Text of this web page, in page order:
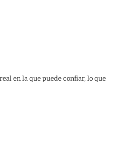
en la que puede confiar, lo que